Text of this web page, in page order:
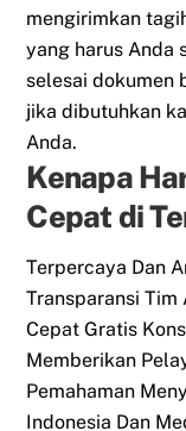
mengirimkan
yang harus Anda
selesai dokumen
jika dibutuhkan
Anda.
Kenapa
Cepat di
Terpercaya Dan
Transparansi Tim
Cepat Gratis
Memberikan
Pemahaman
Indonesia Dan